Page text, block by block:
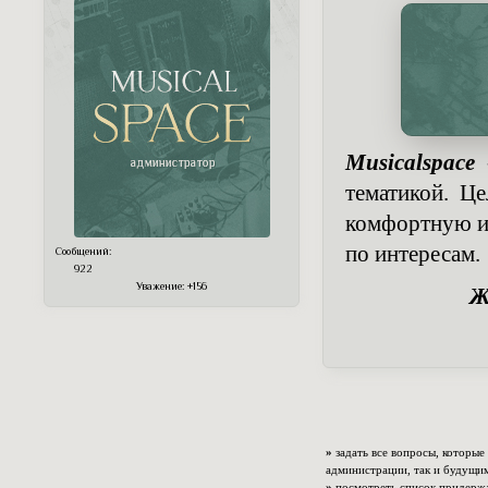
Сообщений:
922
Уважение: +156
Musicalspace
тематикой.
комфортную
по интересам.
» задать все вопросы,
администрации, так и